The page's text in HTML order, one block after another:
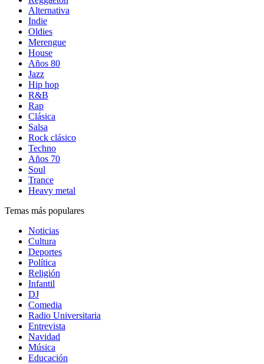
Alternativa
Indie
Oldies
Merengue
House
Años 80
Jazz
Hip hop
R&B
Rap
Clásica
Salsa
Rock clásico
Techno
Años 70
Soul
Trance
Heavy metal
Temas más populares
Noticias
Cultura
Deportes
Política
Religión
Infantil
DJ
Comedia
Radio Universitaria
Entrevista
Navidad
Música
Educación